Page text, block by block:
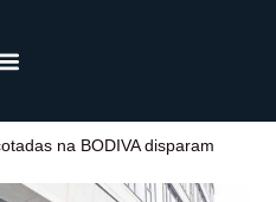
na BODIVA disparam